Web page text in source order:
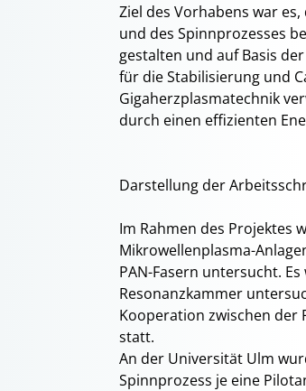
Ziel des Vorhabens war
und des Spinnprozesses
gestalten und auf Basis
für die Stabilisierung und
Gigaherzplasmatechnik
durch einen effizienten
Darstellung der
Im Rahmen des Projektes
Mikrowellenplasma-
PAN-Fasern untersucht.
Resonanzkammer
Kooperation zwischen der
statt.
An der Universität Ulm
Spinnprozess je eine